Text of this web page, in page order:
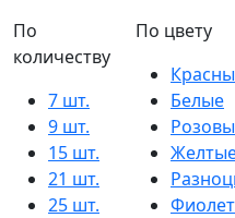
По
количеству
7 шт.
9 шт.
15 шт.
21 шт.
25 шт.
По цвету
Белые